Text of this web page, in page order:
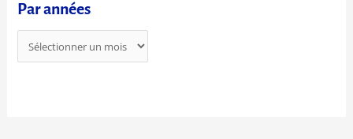
Par années